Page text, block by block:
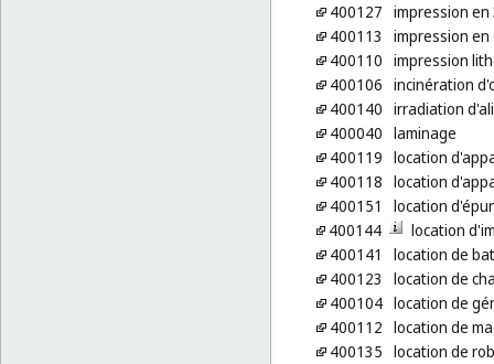
400127 impression en
400113
impression
400110 impression
400106 incinération
400140 irradiation
400040 laminage
400119 location
400118 location
400151
location
400144
location
400141
location de
400123
location de
400104 location de
400112 location de
400135 location de